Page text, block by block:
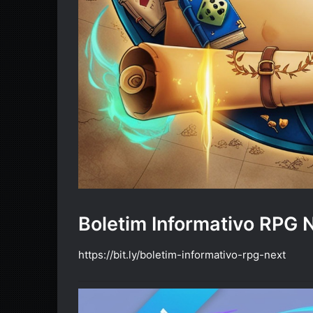
Boletim Informativo RPG
https://bit.ly/boletim-informativo-rpg-next